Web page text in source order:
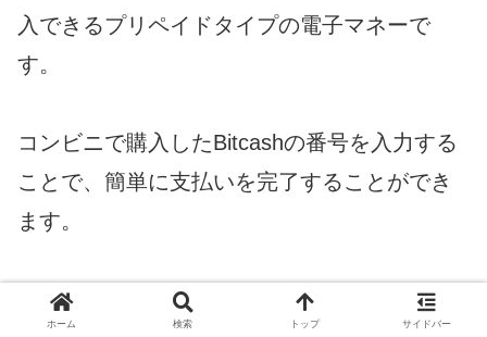
入できるプリペイドタイプの電子マネーで
す。
コンビニで購入したBitcashの番号を入力する
ことで、簡単に支払いを完了することができ
ます。
クレジットカードを持っていない方や、クレ
ホーム 検索 トップ サイドバー